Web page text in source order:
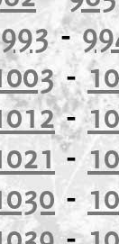
993-
-
-
-
-